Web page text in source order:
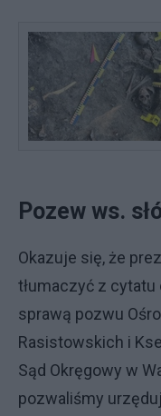
Pozew ws.
Okazuje się, że
tłumaczyć z cytatu
sprawą pozwu
Rasistowskich i
Sąd Okręgowy w
pozwaliśmy